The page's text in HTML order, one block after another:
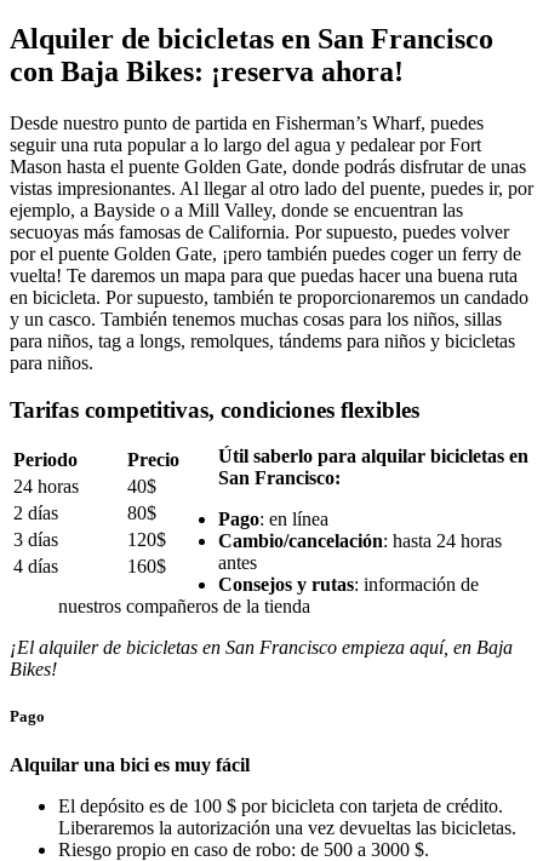
Alquiler de bicicletas en San Francisco
con Baja Bikes: ¡reserva ahora!
Desde nuestro punto de partida en Fisherman’s Wharf, puedes
seguir una ruta popular a lo largo del agua y pedalear por Fort
Mason hasta el puente Golden Gate, donde podrás disfrutar de unas
vistas impresionantes. Al llegar al otro lado del puente, puedes ir, por
ejemplo, a Bayside o a Mill Valley, donde se encuentran las
secuoyas más famosas de California. Por supuesto, puedes volver
por el puente Golden Gate, ¡pero también puedes coger un ferry de
vuelta! Te daremos un mapa para que puedas hacer una buena ruta
en bicicleta. Por supuesto, también te proporcionaremos un candado
y un casco. También tenemos muchas cosas para los niños, sillas
para niños, tag a longs, remolques, tándems para niños y bicicletas
para niños.
Tarifas competitivas, condiciones flexibles
Periodo
Precio
24 horas
40$
2 días
80$
3 días
120$
4 días
160$
Útil saberlo para alquilar bicicletas en
San Francisco:
Pago: en línea
Cambio/cancelación: hasta 24 horas
antes
Consejos y rutas: información de
nuestros compañeros de la tienda
¡El alquiler de bicicletas en San Francisco empieza aquí, en Baja
Bikes!
Pago
Alquilar una bici es muy fácil
El depósito es de 100 $ por bicicleta con tarjeta de crédito.
Liberaremos la autorización una vez devueltas las bicicletas.
Riesgo propio en caso de robo: de 500 a 3000 $.